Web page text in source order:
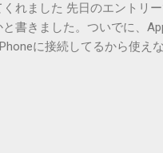
トが未掲載だったりします
ートがある旨のバッヂがつ
ん） さらにさらに。スクシ
の公開エントリがありま
れました 先日のエントリ
書きました。ついでに、
に接続してるから使え
にAirPodsを接続した